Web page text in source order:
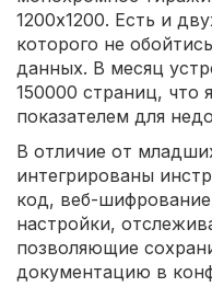
1200х1200. Есть и
которого не
данных. В месяц
150000 страниц, что
показателем для
В отличие от
интегрированы
код, веб-
настройки,
позволяющие
документацию в